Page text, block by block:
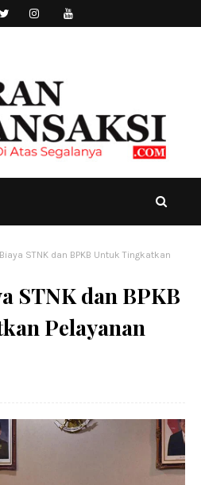
STNK dan BPKB Untuk Tingkatkan
STNK dan BPKB
Pelayanan